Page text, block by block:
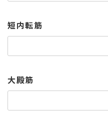
短内転筋
大殿筋